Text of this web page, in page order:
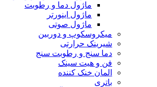
ماژول دما و رطوبت
ماژول اینورتر
ماژول صوتی
میکروسکوپ و دوربین
شیرینک حرارتی
دما سنج و رطوبت سنج
فن و هیت سینک
المان خنک کننده
باتری